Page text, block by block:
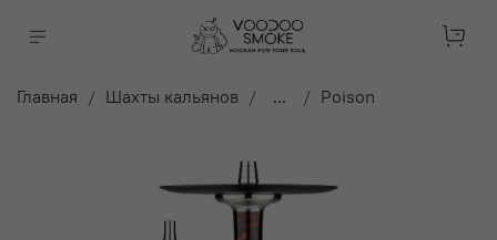
Главная Шахты кальянов ... Poison